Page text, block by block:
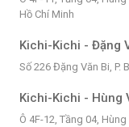
Hồ Chí Minh
Kichi-Kichi - Đặng
Số 226 Đặng Văn Bi, P.
Kichi-Kichi - Hùng
Ô 4F-12, Tầng 04,